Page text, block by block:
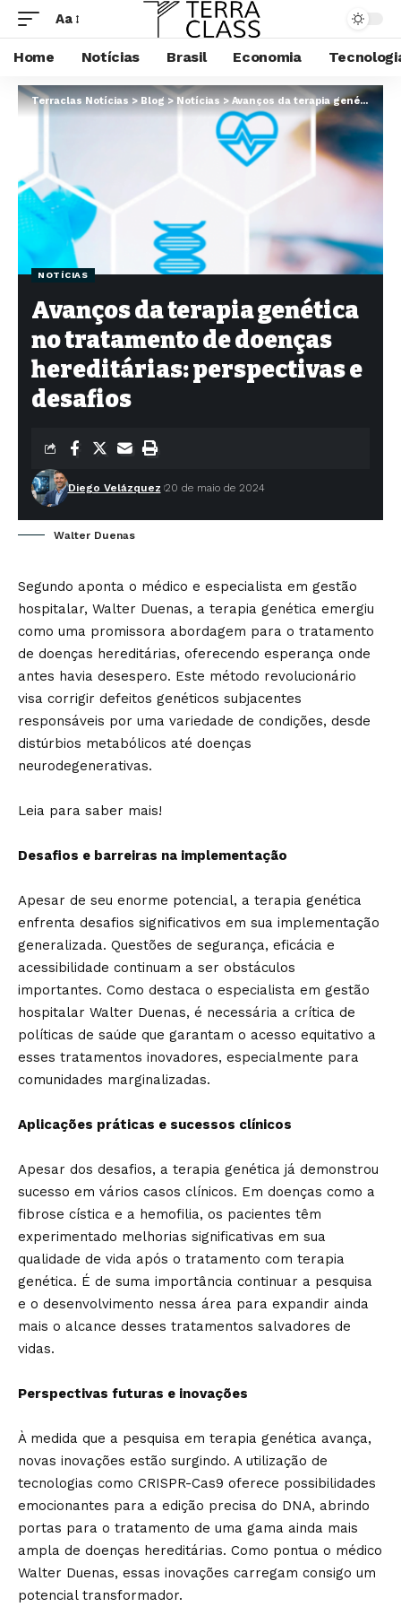
Aa
Home Notícias Brasil Economia
Terraclas Notícias>Blog> Notícias>Avanços da terapia genética no tratamento de doenças hereditárias: perspectivas e desafios
NOTÍCIAS
Avanços da terapia genética
no tratamento de doenças
hereditárias: perspectivas e
desafios
Diego Velázquez 20 de maio de 2024
Walter Duenas
Segundo aponta o médico e especialista em gestão
hospitalar, Walter Duenas, a terapia genética emergiu
como uma promissora abordagem para o tratamento
de doenças hereditárias, oferecendo esperança onde
antes havia desespero. Este método revolucionário
visa corrigir defeitos genéticos subjacentes
responsáveis por uma variedade de condições, desde
distúrbios metabólicos até doenças
neurodegenerativas.
Leia para saber mais!
Desafios e barreiras na implementação
Apesar de seu enorme potencial, a terapia genética
enfrenta desafios significativos em sua implementação
generalizada. Questões de segurança, eficácia e
acessibilidade continuam a ser obstáculos
importantes. Como destaca o especialista em gestão
hospitalar Walter Duenas, é necessária a crítica de
políticas de saúde que garantam o acesso equitativo a
esses tratamentos inovadores, especialmente para
comunidades marginalizadas.
Aplicações práticas e sucessos clínicos
Apesar dos desafios, a terapia genética já demonstrou
sucesso em vários casos clínicos. Em doenças como a
fibrose cística e a hemofilia, os pacientes têm
experimentado melhorias significativas em sua
qualidade de vida após o tratamento com terapia
genética. É de suma importância continuar a pesquisa
e o desenvolvimento nessa área para expandir ainda
mais o alcance desses tratamentos salvadores de
vidas.
Perspectivas futuras e inovações
À medida que a pesquisa em terapia genética avança,
novas inovações estão surgindo. A utilização de
tecnologias como CRISPR-Cas9 oferece possibilidades
emocionantes para a edição precisa do DNA, abrindo
portas para o tratamento de uma gama ainda mais
ampla de doenças hereditárias. Como pontua o médico
Walter Duenas, essas inovações carregam consigo um
potencial transformador.